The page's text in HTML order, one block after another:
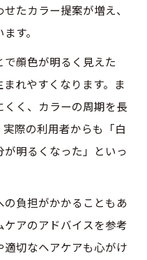
たカラー提案が増え、
す。
顔色が明るく見えた
れやすくなります。ま
く、カラーの周期を長
際の利用者からも「白
明るくなった」といっ
負担がかかることもあ
アのアドバイスを参考
切なヘアケアも心がけ